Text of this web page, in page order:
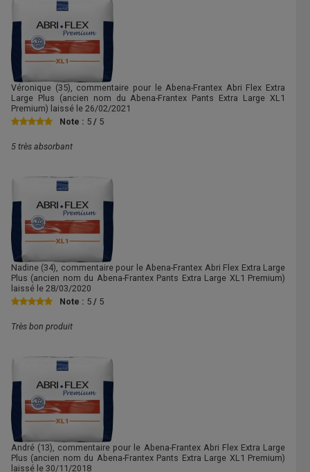
Véronique (35), commentaire pour le Abena-Frantex Abri Flex Extra
Large Plus (ancien nom du Abena-Frantex Pants Extra Large XL1
Premium) laissé le 26/02/2021
Note : 5 / 5
5 très absorbant
Nadine (34), commentaire pour le Abena-Frantex Abri Flex Extra Large
Plus (ancien nom du Abena-Frantex Pants Extra Large XL1 Premium)
laissé le 28/03/2020
Note : 5 / 5
Très bon produit
André (13), commentaire pour le Abena-Frantex Abri Flex Extra Large
Plus (ancien nom du Abena-Frantex Pants Extra Large XL1 Premium)
laissé le 30/11/2018